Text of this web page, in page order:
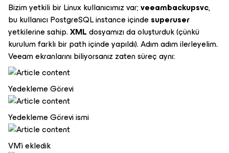
Bizim yetkili bir Linux kullanıcımız var;veeambackupsvc,
bu kullanıcı PostgreSQL instance içindesuperuser
yetkilerine sahip.XMLdosyamızı da oluşturduk (çünkü
kurulum farklı bir path içinde yapıldı). Adım adım ilerleyelim.
Veeam ekranlarını biliyorsanız zaten süreç aynı:
Yedekleme Görevi
Yedekleme Görevi ismi
VM'i ekledik